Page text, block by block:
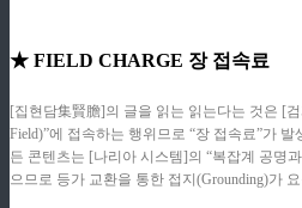
★ FIELD CHARGE 장 접속료
[집현담集賢膽]의 글을 읽는 읽는다는 것은 [
Field)”에 접속하는 행위므로 “장 접속료”가
든 콘텐츠는 [나리아 시스템]의 “복잡계 공명
으므로 등가 교환을 통한 접지(Grounding)가